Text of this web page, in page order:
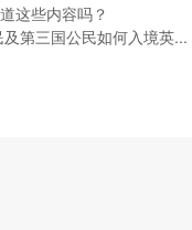
这些内容吗？
第三国公民如何入境英...